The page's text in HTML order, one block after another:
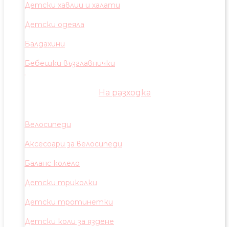
Детски хавлии и халати
Детски одеяла
Балдахини
Бебешки възглавнички
На разходка
Велосипеди
Аксесоари за велосипеди
Баланс колело
Детски триколки
Детски тротинетки
Детски коли за яздене